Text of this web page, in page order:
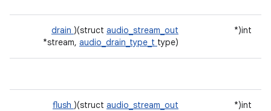
int(*
drain )(struct audio_stream_out
*stream, audio_drain_type_t type)
int(*
flush )(struct audio_stream_out